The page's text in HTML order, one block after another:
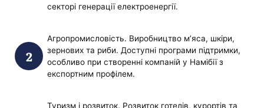
секторі генерації електроенергії.
Агропромисловість. Виробництво м’яса, шкіри,
зернових та риби. Доступні програми підтримки,
особливо при створенні компаній у Намібії з
експортним профілем.
Туризм і розвиток. Розвиток готелів, курортів та